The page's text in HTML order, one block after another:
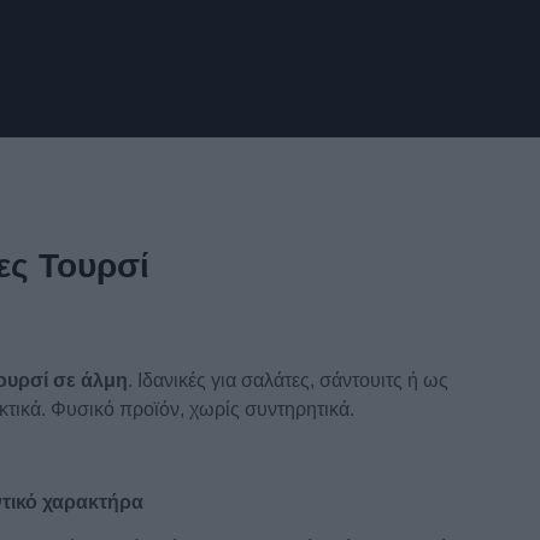
Τουρσί
σε άλμη. Ιδανικές για σαλάτες, σάντουιτς ή ως
Φυσικό προϊόν, χωρίς συντηρητικά.
χαρακτήρα